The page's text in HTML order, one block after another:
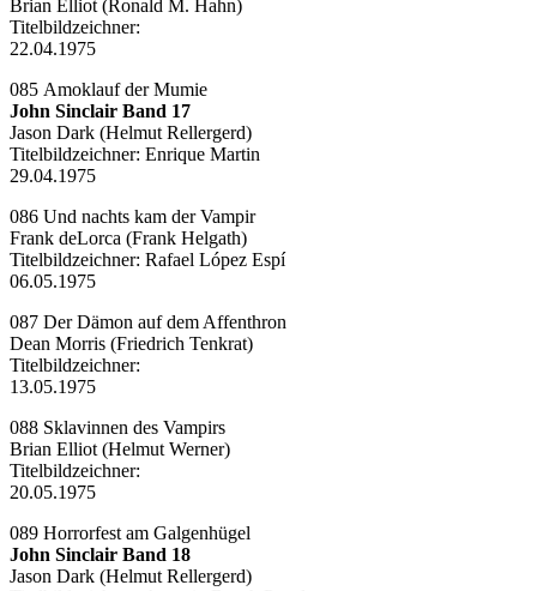
Brian Elliot (Ronald M. Hahn)
Titelbildzeichner:
22.04.1975
085 Amoklauf der Mumie
John Sinclair Band 17
Jason Dark (Helmut Rellergerd)
Titelbildzeichner: Enrique Martin
29.04.1975
086 Und nachts kam der Vampir
Frank deLorca (Frank Helgath)
Titelbildzeichner: Rafael López Espí
06.05.1975
087 Der Dämon auf dem Affenthron
Dean Morris (Friedrich Tenkrat)
Titelbildzeichner:
13.05.1975
088 Sklavinnen des Vampirs
Brian Elliot (Helmut Werner)
Titelbildzeichner:
20.05.1975
089 Horrorfest am Galgenhügel
John Sinclair Band 18
Jason Dark (Helmut Rellergerd)